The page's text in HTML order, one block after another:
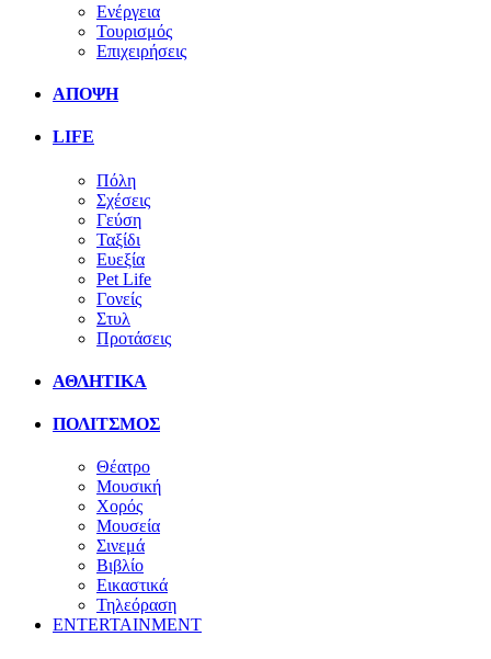
Ενέργεια
Τουρισμός
Επιχειρήσεις
ΑΠΟΨΗ
LIFE
Πόλη
Σχέσεις
Γεύση
Ταξίδι
Ευεξία
Pet Life
Γονείς
Στυλ
Προτάσεις
ΑΘΛΗΤΙΚΑ
ΠΟΛΙΤΣΜΟΣ
Θέατρο
Μουσική
Χορός
Μουσεία
Σινεμά
Βιβλίο
Εικαστικά
Τηλεόραση
ENTERTAINMENT